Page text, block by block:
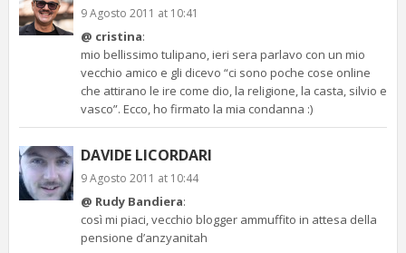
9 Agosto 2011 at 10:41
@ cristina:
mio bellissimo tulipano, ieri sera parlavo con un mio
vecchio amico e gli dicevo “ci sono poche cose online
che attirano le ire come dio, la religione, la casta, silvio e
vasco”. Ecco, ho firmato la mia condanna :)
DAVIDE LICORDARI
9 Agosto 2011 at 10:44
@ Rudy Bandiera:
così mi piaci, vecchio blogger ammuffito in attesa della
pensione d’anzyanitah